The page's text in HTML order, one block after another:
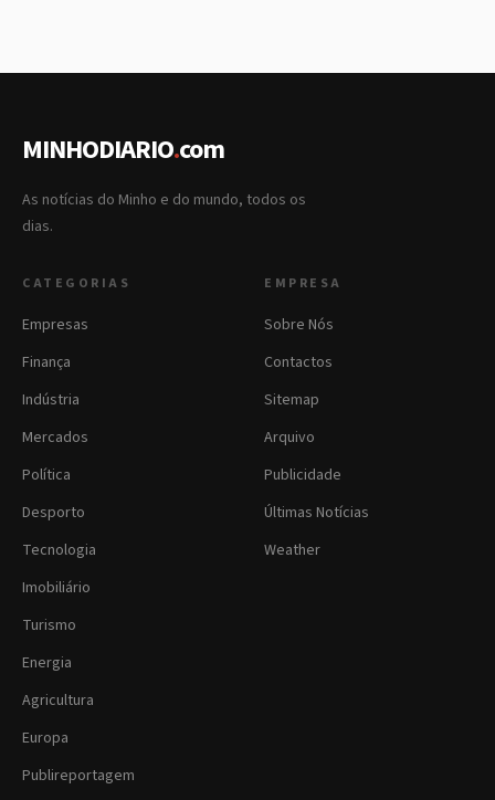
MINHODIARIO.com
As notícias do Minho e do mundo, todos os
dias.
CATEGORIAS
Empresas
Finança
Indústria
Mercados
Política
Desporto
Tecnologia
Imobiliário
Turismo
Energia
Agricultura
Europa
Publireportagem
EMPRESA
Sobre Nós
Contactos
Sitemap
Arquivo
Publicidade
Últimas Notícias
Weather